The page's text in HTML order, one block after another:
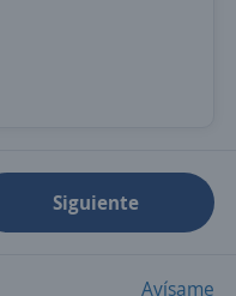
Siguiente
Avísame